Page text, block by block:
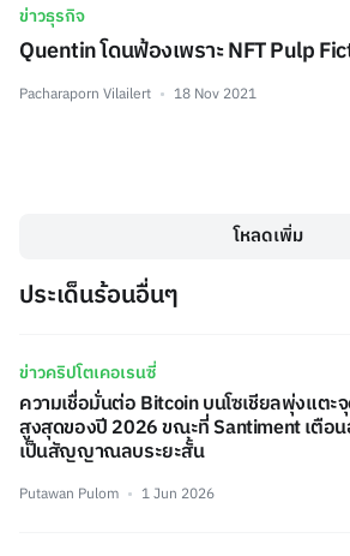
ข่าวธุรกิจ
Quentin โดนฟ้องเพราะ NFT Pulp
Pacharaporn Vilailert 18 Nov 2021
โหลดเพิ่ม
ประเด็นร้อนอื่นๆ
ข่าวคริปโตเคอเรนซี่
ความเชื่อมั่นต่อ Bitcoin บนโซเชียลพุ่งแตะ
สูงสุดของปี 2026 ขณะที่ Santiment เตือ
เป็นสัญญาณลบระยะสั้น
Putawan Pulom 1 Jun 2026